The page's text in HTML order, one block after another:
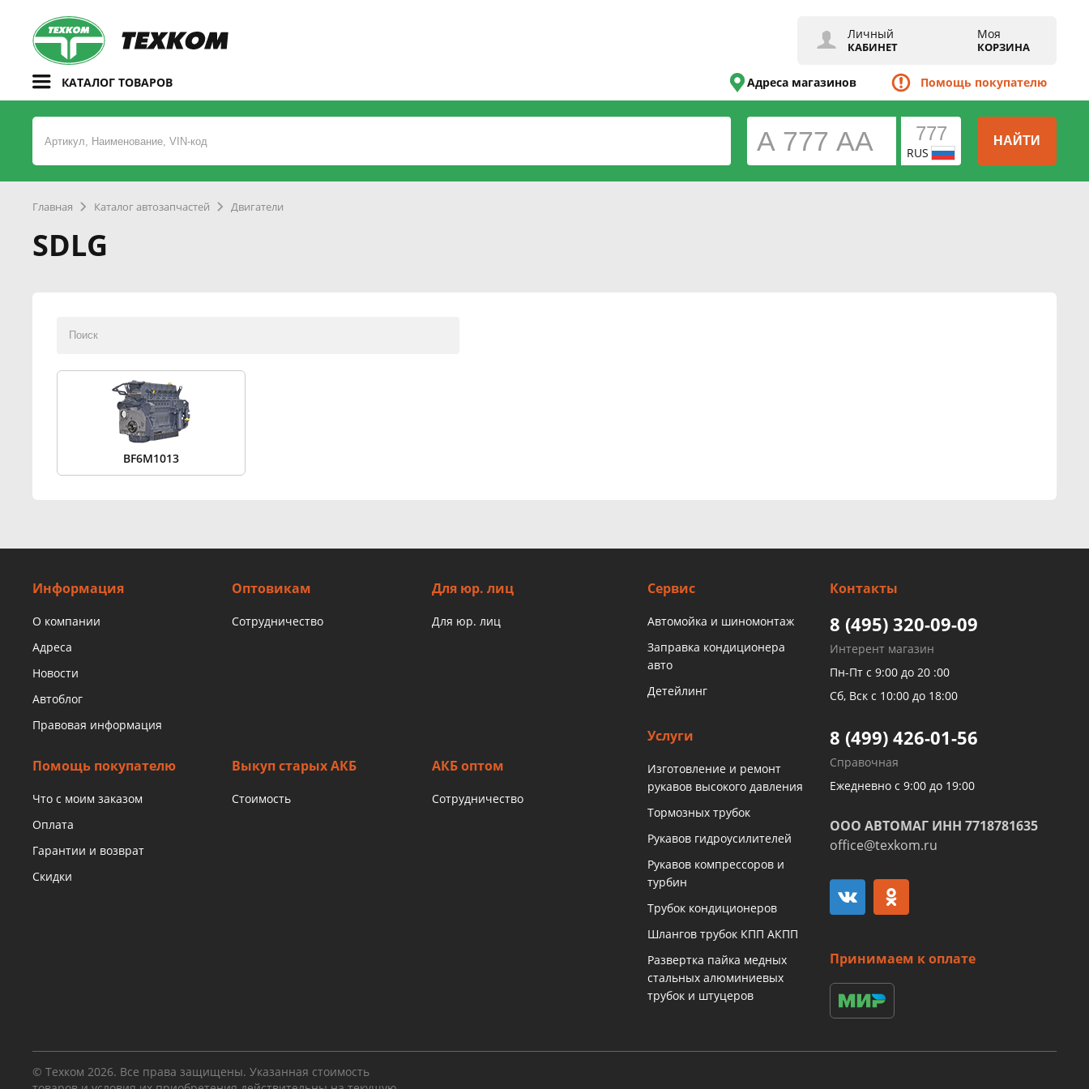
Личный
КАБИНЕТ
Моя
КОРЗИНА
КАТАЛОГ ТОВАРОВ Адреса магазинов Помощь покупателю
RUS
НАЙТИ
Главная Каталог автозапчастей Двигатели
SDLG
BF6M1013
Информация
О компании
Адреса
Новости
Автоблог
Правовая информация
Оптовикам
Сотрудничество
Для юр. лиц
Для юр. лиц
Помощь покупателю
Что с моим заказом
Оплата
Гарантии и возврат
Скидки
Выкуп старых АКБ
Стоимость
АКБ оптом
Сотрудничество
Сервис
Автомойка и шиномонтаж
Заправка кондиционера
авто
Детейлинг
Услуги
Изготовление и ремонт
рукавов высокого давления
Тормозных трубок
Рукавов гидроусилителей
Рукавов компрессоров и
турбин
Трубок кондиционеров
Шлангов трубок КПП АКПП
Развертка пайка медных
стальных алюминиевых
трубок и штуцеров
Контакты
8 (495) 320-09-09
Интерент магазин
Пн-Пт с 9:00 до 20 :00
Сб, Вск с 10:00 до 18:00
8 (499) 426-01-56
Справочная
Ежедневно с 9:00 до 19:00
ООО АВТОМАГ ИНН 7718781635
office@texkom.ru
Принимаем к оплате
© Техком 2026. Все права защищены. Указанная стоимость